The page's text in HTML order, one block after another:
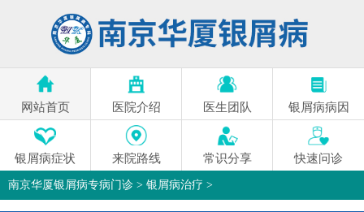
网站首页 医院介绍 医生团队 银屑病病因
银屑病症状 来院路线 常识分享 快速问诊
南京华厦银屑病专病门诊 > 银屑病治疗 >